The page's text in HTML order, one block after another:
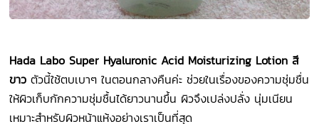
Hada Labo Super Hyaluronic Acid Moisturizing Lotion สี
ขาวตัวนี้ใช้ตบเบาๆ ในตอนกลางคืนค่ะ ช่วยในเรื่องของความชุ่มชื่น
ให้ผิวเก็บกักความชุ่มชื้นได้ยาวนานขึ้น ผิวจึงเปล่งปลั่ง นุ่มเนียน
เหมาะสำหรับผิวหน้าแห้งอย่างเราเป็นที่สุด